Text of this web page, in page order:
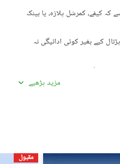
کیفے، کمرشل پلازہ، یا بینک
کیے بغیر کوئی ادائیگی نہ
ضرور کریں۔
پر کم قیمتیں دھوکہ دہی کی
یا تنازعے کی جانچ کریں۔
جائیں۔
مزید پڑھیے
مقبول